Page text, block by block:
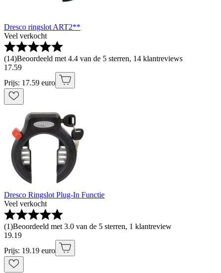
Dresco ringslot ART2**
Veel verkocht
(14)Beoordeeld met 4.4 van de 5 sterren, 14 klantreviews
17.59
Prijs: 17.59 euro
Dresco Ringslot Plug-In Functie
Veel verkocht
(1)Beoordeeld met 3.0 van de 5 sterren, 1 klantreview
19.19
Prijs: 19.19 euro